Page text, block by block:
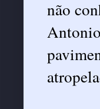
não